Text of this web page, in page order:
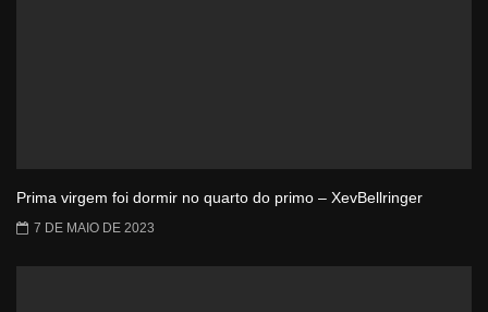
Prima virgem foi dormir no quarto do primo – XevBellringer
7 DE MAIO DE 2023